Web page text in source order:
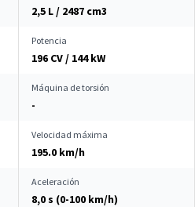
2,5 L / 2487 cm3
Potencia
196 CV / 144 kW
Máquina de torsión
-
Velocidad máxima
195.0 km/h
Aceleración
8,0 s (0-100 km/h)